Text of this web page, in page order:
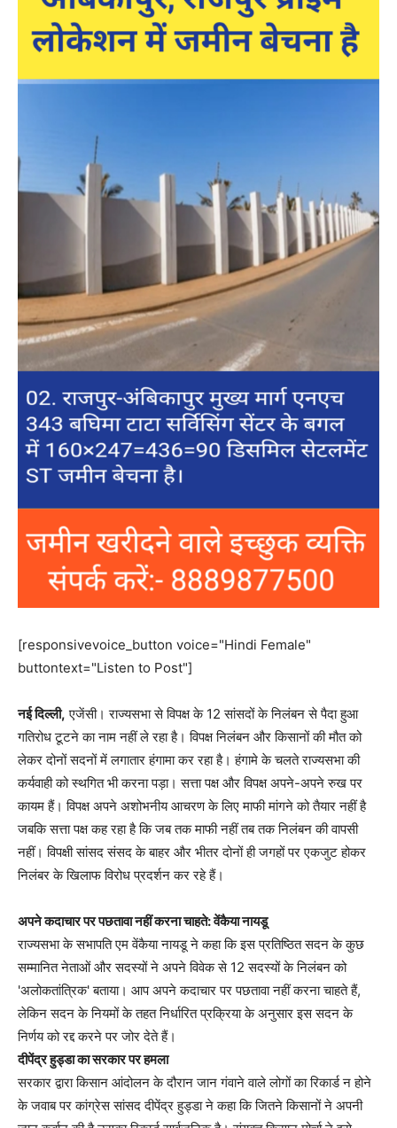
[responsivevoice_button voice="Hindi Female"
buttontext="Listen to Post"]
नई दिल्ली, एजेंसी। राज्यसभा से विपक्ष के 12 सांसदों के निलंबन से पैदा हुआ
गतिरोध टूटने का नाम नहीं ले रहा है। विपक्ष निलंबन और किसानों की मौत को
लेकर दोनों सदनों में लगातार हंगामा कर रहा है। हंगामे के चलते राज्यसभा की
कर्यवाही को स्थगित भी करना पड़ा। सत्ता पक्ष और विपक्ष अपने-अपने रुख पर
कायम हैं। विपक्ष अपने अशोभनीय आचरण के लिए माफी मांगने को तैयार नहीं है
जबकि सत्ता पक्ष कह रहा है कि जब तक माफी नहीं तब तक निलंबन की वापसी
नहीं। विपक्षी सांसद संसद के बाहर और भीतर दोनों ही जगहों पर एकजुट होकर
निलंबर के खिलाफ विरोध प्रदर्शन कर रहे हैं।
अपने कदाचार पर पछतावा नहीं करना चाहते: वेंकैया नायडू
राज्यसभा के सभापति एम वेंकैया नायडू ने कहा कि इस प्रतिष्ठित सदन के कुछ
सम्मानित नेताओं और सदस्यों ने अपने विवेक से 12 सदस्यों के निलंबन को
'अलोकतांत्रिक' बताया। आप अपने कदाचार पर पछतावा नहीं करना चाहते हैं,
लेकिन सदन के नियमों के तहत निर्धारित प्रक्रिया के अनुसार इस सदन के
निर्णय को रद्द करने पर जोर देते हैं।
दीपेंद्र हुड्डा का सरकार पर हमला
सरकार द्वारा किसान आंदोलन के दौरान जान गंवाने वाले लोगों का रिकार्ड न होने
के जवाब पर कांग्रेस सांसद दीपेंद्र हुड्डा ने कहा कि जितने किसानों ने अपनी